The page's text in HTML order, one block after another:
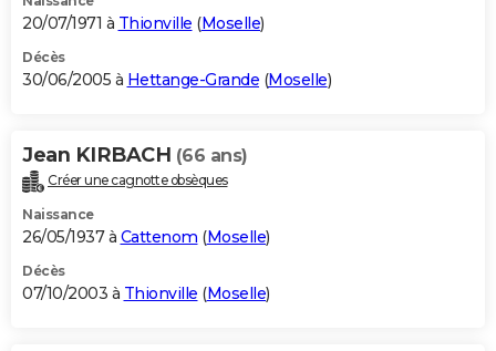
20/07/1971 à Thionville (Moselle)
Décès
30/06/2005 à Hettange-Grande (Moselle)
Jean KIRBACH (66 ans)
Créer une cagnotte obsèques
Naissance
26/05/1937 à Cattenom (Moselle)
Décès
07/10/2003 à Thionville (Moselle)